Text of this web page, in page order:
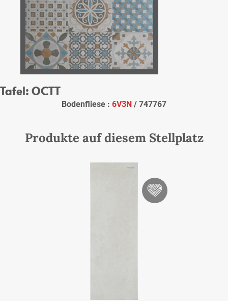
Tafel: OCTT
Bodenfliese : 6V3N / 747767
Produkte auf diesem Stellplatz